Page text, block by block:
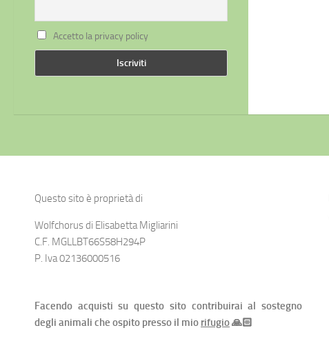
Accetto la privacy policy
Questo sito è proprietà di
Wolfchorus di Elisabetta Migliarini
C.F. MGLLBT66S58H294P
P. Iva 02136000516
Facendo acquisti su questo sito contribuirai al sostegno
degli animali che ospito presso il mio rifugio🙏🏻